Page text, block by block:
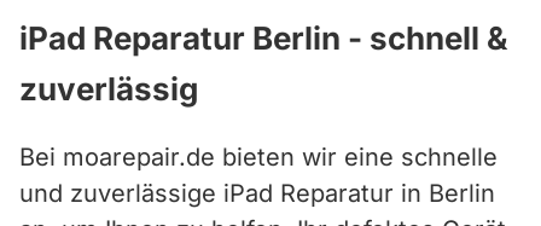
iPad Reparatur Berlin - schnell &
zuverlässig
Bei moarepair.de bieten wir eine schnelle
und zuverlässige iPad Reparatur in Berlin